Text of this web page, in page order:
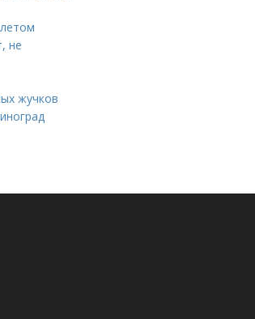
не
жучков